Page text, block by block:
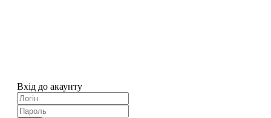
Вхід до акаунту